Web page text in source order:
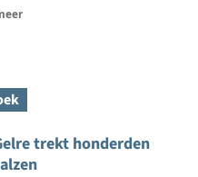
trekt honderden